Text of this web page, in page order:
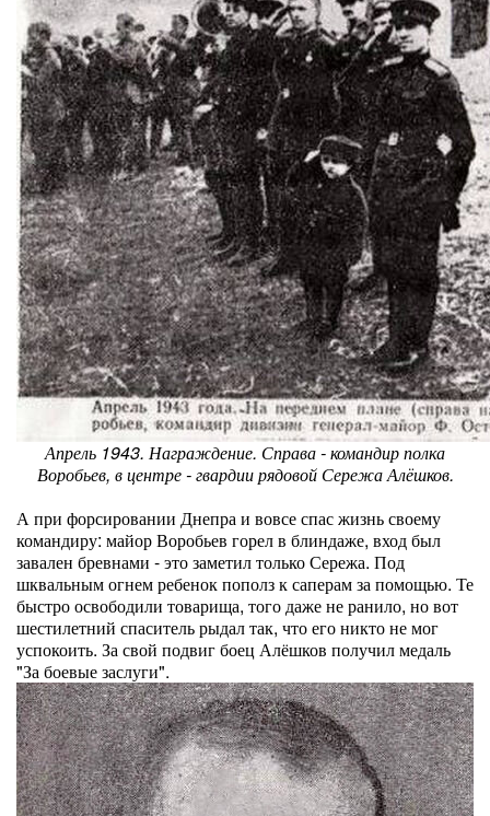
Апрель 1943. Награждение. Справа - командир полка
Воробьев, в центре - гвардии рядовой Сережа Алёшков.
А при форсировании Днепра и вовсе спас жизнь своему
командиру: майор Воробьев горел в блиндаже, вход был
завален бревнами - это заметил только Сережа. Под
шквальным огнем ребенок пополз к саперам за помощью. Те
быстро освободили товарища, того даже не ранило, но вот
шестилетний спаситель рыдал так, что его никто не мог
успокоить. За свой подвиг боец Алёшков получил медаль
"За боевые заслуги".